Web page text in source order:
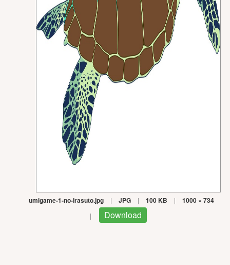
umigame-1-no-irasuto.jpg | JPG | 100 KB | 1000 × 734
| Download